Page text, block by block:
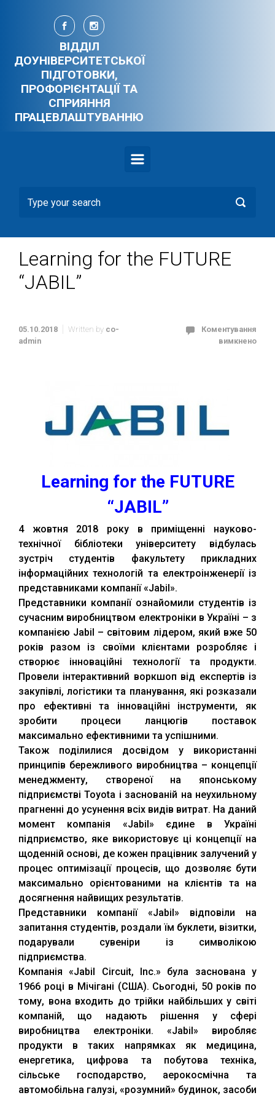
Skip to main content
ВІДДІЛ
ДОУНІВЕРСИТЕТСЬКОЇ
ПІДГОТОВКИ,
ПРОФОРІЄНТАЦІЇ ТА
СПРИЯННЯ
ПРАЦЕВЛАШТУВАННЮ
Learning for the FUTURE
“JABIL”
05.10.2018 Written by co-
admin
Коментування
вимкнено
Learning for the FUTURE
“JABIL”
4 жовтня 2018 року в приміщенні науково-
технічної бібліотеки університету відбулась
зустріч студентів факультету прикладних
інформаційних технологій та електроінженерії із
представниками компанії «Jabil».
Представники компанії ознайомили студентів із
сучасним виробництвом електроніки в Україні – з
компанією Jabil – світовим лідером, який вже 50
років разом із своїми клієнтами розробляє і
створює інноваційні технології та продукти.
Провели інтерактивний воркшоп від експертів із
закупівлі, логістики та планування, які розказали
про ефективні та інноваційні інструменти, як
зробити процеси ланцюгів поставок
максимально ефективними та успішними.
Також поділилися досвідом у використанні
принципів бережливого виробництва – концепції
менеджменту, створеної на японському
підприємстві Toyota і заснованій на неухильному
прагненні до усунення всіх видів витрат. На даний
момент компанія «Jabil» єдине в Україні
підприємство, яке використовує ці концепції на
щоденній основі, де кожен працівник залучений у
процес оптимізації процесів, що дозволяє бути
максимально орієнтованими на клієнтів та на
досягнення найвищих результатів.
Представники компанії «Jabil» відповіли на
запитання студентів, роздали їм буклети, візитки,
подарували сувеніри із символікою
підприємства.
Компанія «Jabil Circuit, Inc.» була заснована у
1966 році в Мічігані (США). Сьогодні, 50 років по
тому, вона входить до трійки найбільших у світі
компаній, що надають рішення у сфері
виробництва електроніки. «Jabil» виробляє
продукти в таких напрямках як медицина,
енергетика, цифрова та побутова техніка,
сільське господарство, аерокосмічна та
автомобільна галузі, «розумний» будинок, засоби